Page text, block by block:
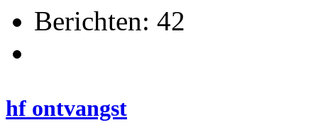
Berichten: 42
hf ontvangst